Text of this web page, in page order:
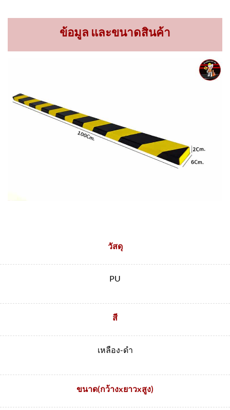
ข้อมูล และขนาดสินค้า
วัสดุ
PU
สี
เหลือง-ดำ
ขนาด(กว้างxยาวxสูง)